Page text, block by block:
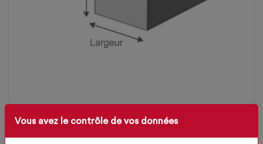
Vous avez le contrôle de vos données
FORME DES BARRES DE TRAVÉES